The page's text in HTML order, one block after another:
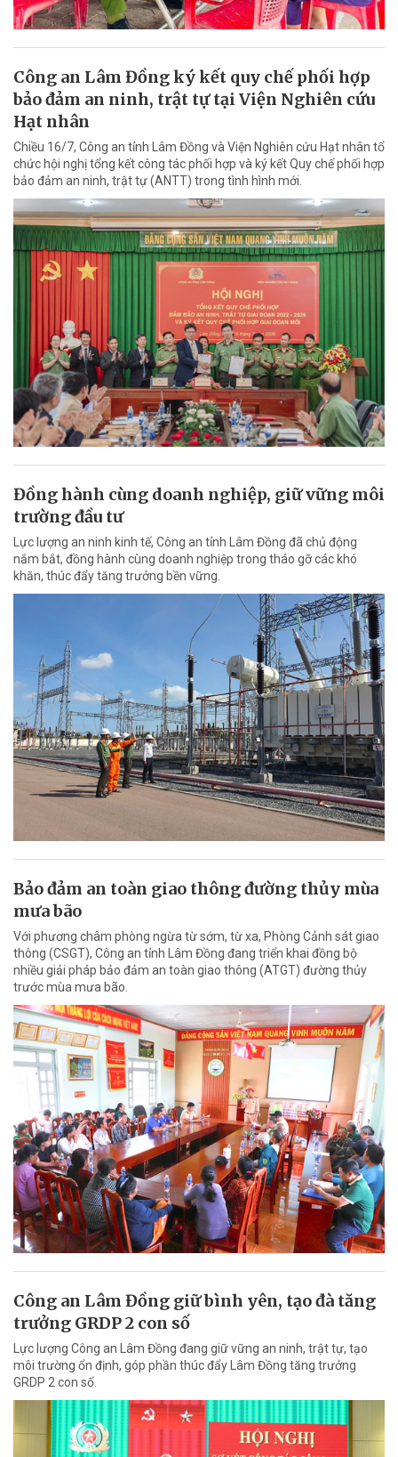
Công an Lâm Đồng ký kết quy chế phối hợp
bảo đảm an ninh, trật tự tại Viện Nghiên cứu
Hạt nhân
Chiều 16/7, Công an tỉnh Lâm Đồng và Viện Nghiên cứu Hạt nhân tổ
chức hội nghị tổng kết công tác phối hợp và ký kết Quy chế phối hợp
bảo đảm an ninh, trật tự (ANTT) trong tình hình mới.
Đồng hành cùng doanh nghiệp, giữ vững môi
trường đầu tư
Lực lượng an ninh kinh tế, Công an tỉnh Lâm Đồng đã chủ động
nắm bắt, đồng hành cùng doanh nghiệp trong tháo gỡ các khó
khăn, thúc đẩy tăng trưởng bền vững.
Bảo đảm an toàn giao thông đường thủy mùa
mưa bão
Với phương châm phòng ngừa từ sớm, từ xa, Phòng Cảnh sát giao
thông (CSGT), Công an tỉnh Lâm Đồng đang triển khai đồng bộ
nhiều giải pháp bảo đảm an toàn giao thông (ATGT) đường thủy
trước mùa mưa bão.
Công an Lâm Đồng giữ bình yên, tạo đà tăng
trưởng GRDP 2 con số
Lực lượng Công an Lâm Đồng đang giữ vững an ninh, trật tự, tạo
môi trường ổn định, góp phần thúc đẩy Lâm Đồng tăng trưởng
GRDP 2 con số.